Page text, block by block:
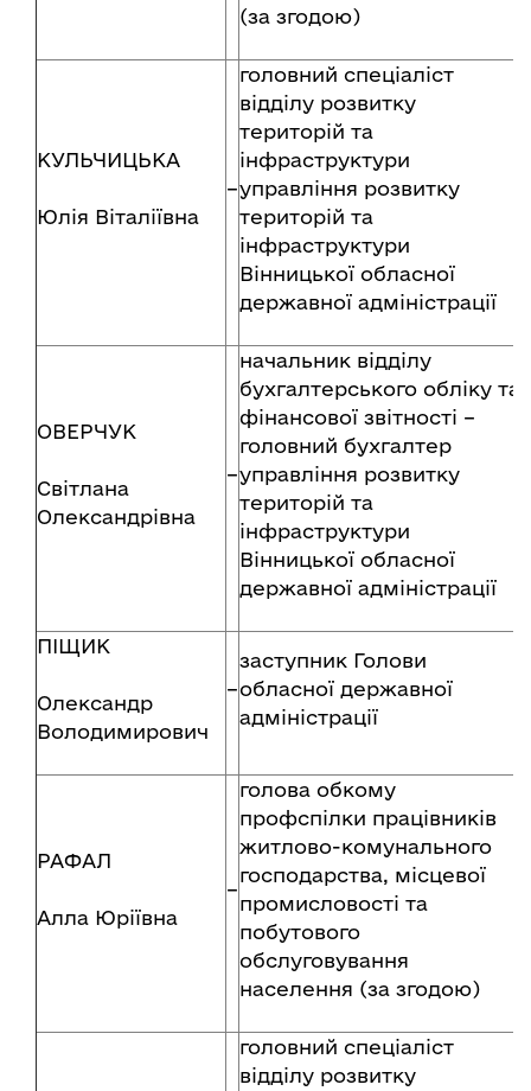
(за згодою)
КУЛЬЧИЦЬКА
Юлія Віталіївна
–
головний спеціаліст
відділу розвитку
територій та
інфраструктури
управління розвитку
територій та
інфраструктури
Вінницької обласної
державної адміністрації
ОВЕРЧУК
Світлана
Олександрівна
–
начальник відділу
бухгалтерського обліку та
фінансової звітності –
головний бухгалтер
управління розвитку
територій та
інфраструктури
Вінницької обласної
державної адміністрації
ПІЩИК
Олександр
Володимирович
–
заступник Голови
обласної державної
адміністрації
РАФАЛ
Алла Юріївна
–
голова обкому
профспілки працівників
житлово-комунального
господарства, місцевої
промисловості та
побутового
обслуговування
населення (за згодою)
головний спеціаліст
відділу розвитку